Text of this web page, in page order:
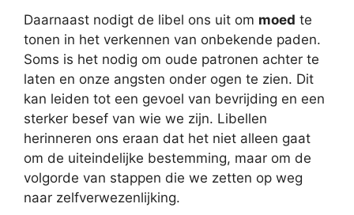
Daarnaast nodigt de libel ons uit om moed te
tonen in het verkennen van onbekende paden.
Soms is het nodig om oude patronen achter te
laten en onze angsten onder ogen te zien. Dit
kan leiden tot een gevoel van bevrijding en een
sterker besef van wie we zijn. Libellen
herinneren ons eraan dat het niet alleen gaat
om de uiteindelijke bestemming, maar om de
volgorde van stappen die we zetten op weg
naar zelfverwezenlijking.